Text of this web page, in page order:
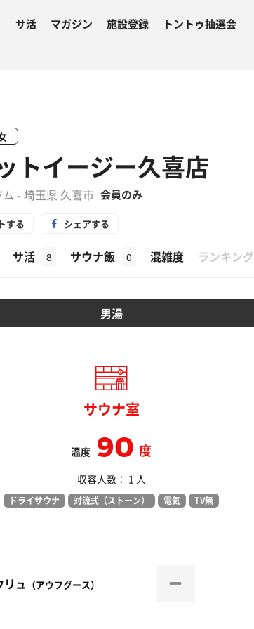
サ活 マガジン 施設登録 トントゥ抽選会
トイージー久喜店
- 埼玉県 久喜市 会員のみ
する シェアする
サ活 8 サウナ飯 0 混雑度 ランキング
男湯
サウナ室
温度 90度
収容人数： 1 人
ドライサウナ 対流式（ストーン） 電気 TV無
リュ （アウフグース）